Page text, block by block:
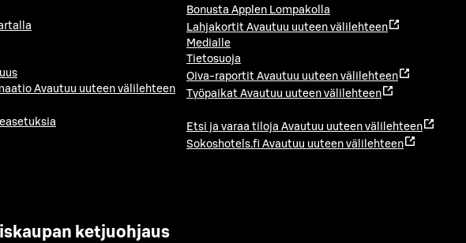
Avautuu uuteen välilehteen
Bonusta Applen Lompakolla
Lahjakortit Avautuu uuteen välilehteen
Medialle
Tietosuoja
Oiva-raportit Avautuu uuteen välilehteen
Työpaikat Avautuu uuteen välilehteen
Etsi ja varaa tiloja Avautuu uuteen välilehteen
Sokoshotels.fi Avautuu uuteen välilehteen
ketjuohjaus